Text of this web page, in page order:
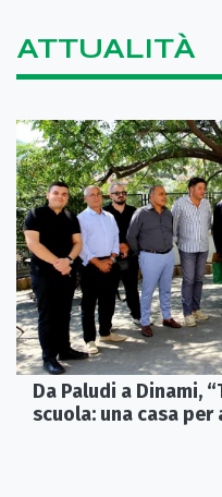
ATTUALITÀ
Da Paludi a Dinami,
scuola: una casa